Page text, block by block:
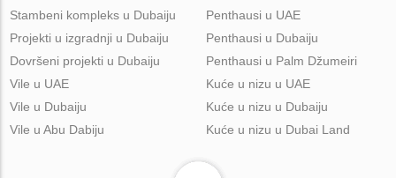
Stambeni kompleks u Dubaiju
Projekti u izgradnji u Dubaiju
Dovršeni projekti u Dubaiju
Penthausi u UAE
Penthausi u Dubaiju
Penthausi u Palm Džumeiri
Vile u UAE
Vile u Dubaiju
Vile u Abu Dabiju
Kuće u nizu u UAE
Kuće u nizu u Dubaiju
Kuće u nizu u Dubai Land